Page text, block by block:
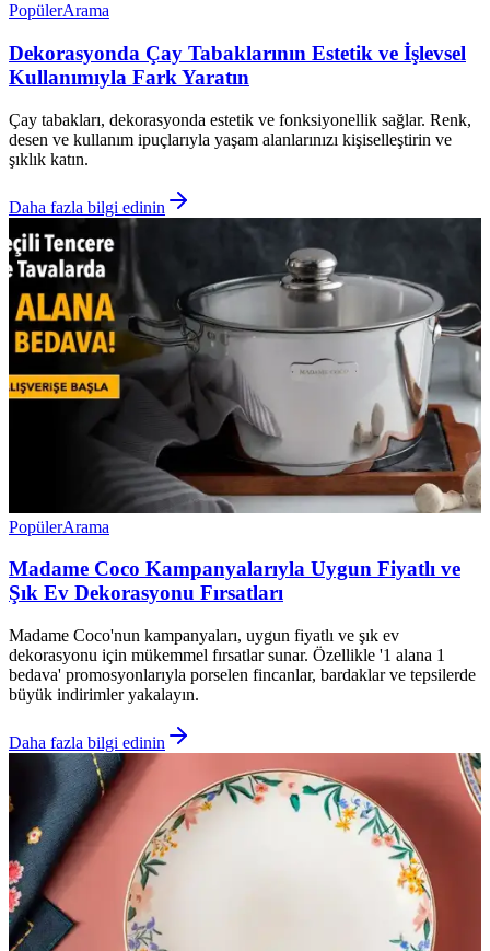
PopülerArama
Dekorasyonda Çay Tabaklarının Estetik ve İşlevsel
Kullanımıyla Fark Yaratın
Çay tabakları, dekorasyonda estetik ve fonksiyonellik sağlar. Renk,
desen ve kullanım ipuçlarıyla yaşam alanlarınızı kişiselleştirin ve
şıklık katın.
Daha fazla bilgi edinin
PopülerArama
Madame Coco Kampanyalarıyla Uygun Fiyatlı ve
Şık Ev Dekorasyonu Fırsatları
Madame Coco'nun kampanyaları, uygun fiyatlı ve şık ev
dekorasyonu için mükemmel fırsatlar sunar. Özellikle '1 alana 1
bedava' promosyonlarıyla porselen fincanlar, bardaklar ve tepsilerde
büyük indirimler yakalayın.
Daha fazla bilgi edinin